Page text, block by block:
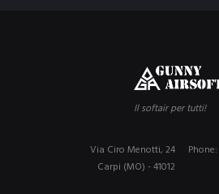
Il softair per tutti!
Phone:
Via Ciro Menotti, 24
Carpi (MO) - 41012